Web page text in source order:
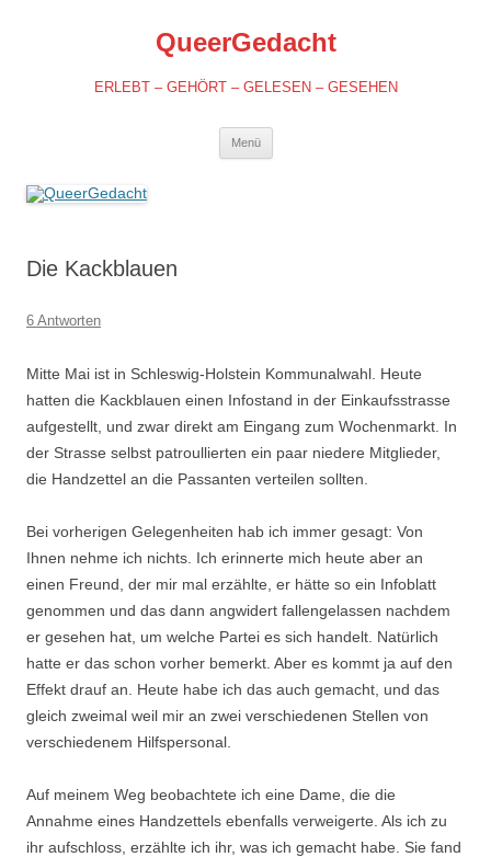
QueerGedacht
ERLEBT – GEHÖRT – GELESEN – GESEHEN
Menü
Die Kackblauen
6 Antworten
Mitte Mai ist in Schleswig-Holstein Kommunalwahl. Heute
hatten die Kackblauen einen Infostand in der Einkaufsstrasse
aufgestellt, und zwar direkt am Eingang zum Wochenmarkt. In
der Strasse selbst patroullierten ein paar niedere Mitglieder,
die Handzettel an die Passanten verteilen sollten.
Bei vorherigen Gelegenheiten hab ich immer gesagt: Von
Ihnen nehme ich nichts. Ich erinnerte mich heute aber an
einen Freund, der mir mal erzählte, er hätte so ein Infoblatt
genommen und das dann angwidert fallengelassen nachdem
er gesehen hat, um welche Partei es sich handelt. Natürlich
hatte er das schon vorher bemerkt. Aber es kommt ja auf den
Effekt drauf an. Heute habe ich das auch gemacht, und das
gleich zweimal weil mir an zwei verschiedenen Stellen von
verschiedenem Hilfspersonal.
Auf meinem Weg beobachtete ich eine Dame, die die
Annahme eines Handzettels ebenfalls verweigerte. Als ich zu
ihr aufschloss, erzählte ich ihr, was ich gemacht habe. Sie fand